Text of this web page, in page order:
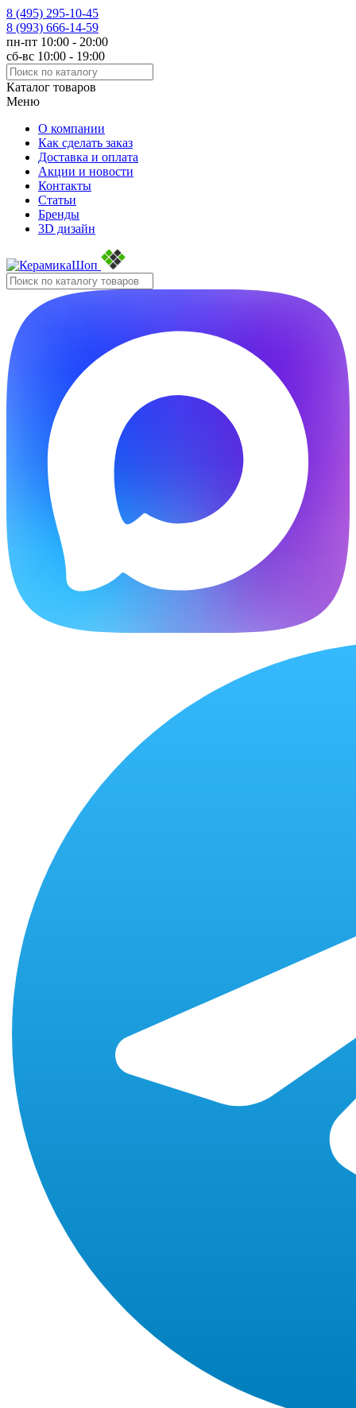
8 (495) 295-10-45
8 (993) 666-14-59
пн-пт 10:00 - 20:00
сб-вс 10:00 - 19:00
Каталог товаров
Меню
О компании
Как сделать заказ
Доставка и оплата
Акции и новости
Контакты
Статьи
Бренды
3D дизайн